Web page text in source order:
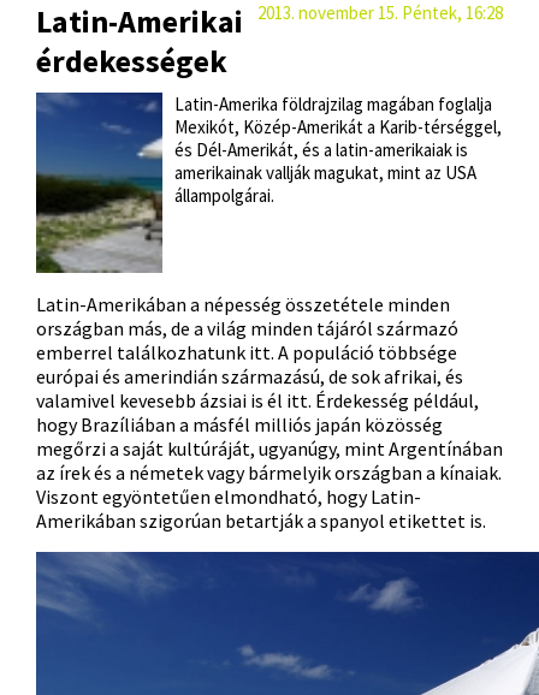
Latin-Amerikai
érdekességek
2013. november 15. Péntek, 16:28
Latin-Amerika földrajzilag magában foglalja
Mexikót, Közép-Amerikát a Karib-térséggel,
és Dél-Amerikát, és a latin-amerikaiak is
amerikainak vallják magukat, mint az USA
állampolgárai.
Latin-Amerikában a népesség összetétele minden
országban más, de a világ minden tájáról származó
emberrel találkozhatunk itt. A populáció többsége
európai és amerindián származású, de sok afrikai, és
valamivel kevesebb ázsiai is él itt. Érdekesség például,
hogy Brazíliában a másfél milliós japán közösség
megőrzi a saját kultúráját, ugyanúgy, mint Argentínában
az írek és a németek vagy bármelyik országban a kínaiak.
Viszont egyöntetűen elmondható, hogy Latin-
Amerikában szigorúan betartják a spanyol etikettet is.